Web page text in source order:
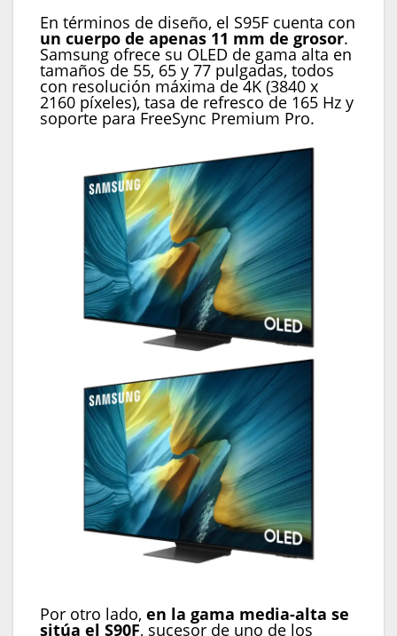
En términos de diseño, el S95F cuenta con
un cuerpo de apenas 11 mm de grosor.
Samsung ofrece su OLED de gama alta en
tamaños de 55, 65 y 77 pulgadas, todos
con resolución máxima de 4K (3840 x
2160 píxeles), tasa de refresco de 165 Hz y
soporte para FreeSync Premium Pro.
Por otro lado, en la gama media-alta se
sitúa el S90F, sucesor de uno de los